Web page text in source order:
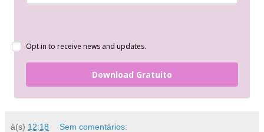
Opt in to receive news and updates.
Download Gratuito
à(s) 12:18 Sem comentários: